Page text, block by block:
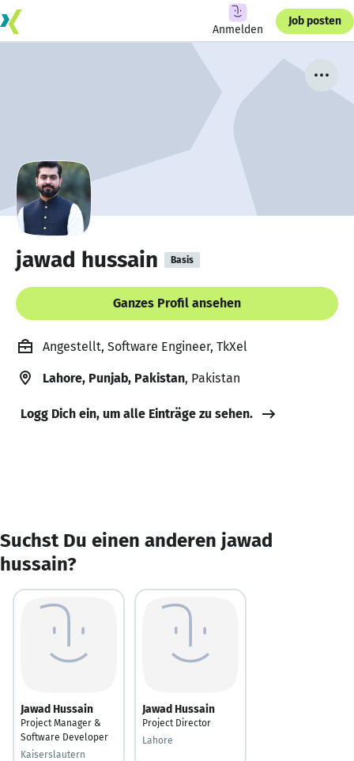
Anmelden
Job posten
jawad hussain Basis
Ganzes Profil ansehen
Angestellt, Software Engineer, TkXel
Lahore, Punjab, Pakistan, Pakistan
Logg Dich ein, um alle Einträge zu sehen.
Suchst Du einen anderen jawad
hussain?
Jawad Hussain
Project Manager &
Software Developer
Kaiserslautern
Jawad Hussain
Project Director
Lahore